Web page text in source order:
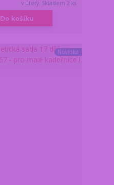
v úterý. Skladem 2 ks
Do košíku
Novinka